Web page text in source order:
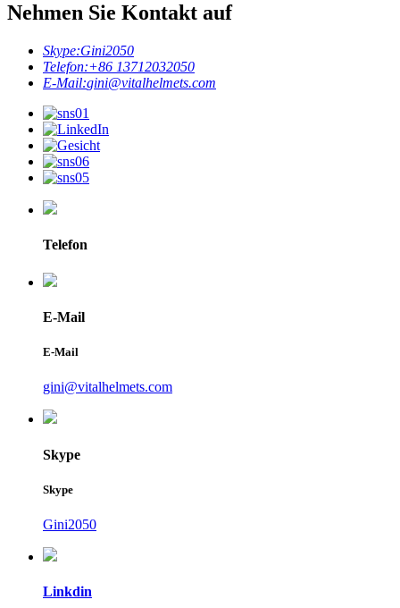
Nehmen Sie Kontakt auf
Skype:Gini2050
Telefon:+86 13712032050
E-Mail:gini@vitalhelmets.com
Telefon
E-Mail
E-Mail
gini@vitalhelmets.com
Skype
Skype
Gini2050
Linkdin